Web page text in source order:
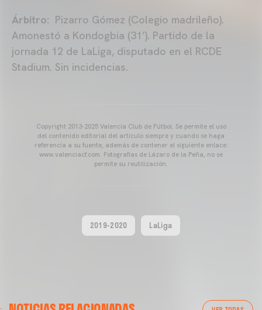
Árbitro: Pizarro Gómez (Colegio madrileño).
Amonestó a Kondogbia (31’). Partido de la
jornada 12 de LaLiga, disputado en el RCDE
Stadium. Sin incidencias.
Copyright 2013-2025 Valencia Club de Fútbol. Se permite el uso
del contenido editorial del artículo siempre y cuando se haga
referencia a su fuente, además de contener el siguiente enlace:
www.valenciacf.com. Fotografías de Lázaro de la Peña, no se
permite su reutilización.
2019-2020 LaLiga